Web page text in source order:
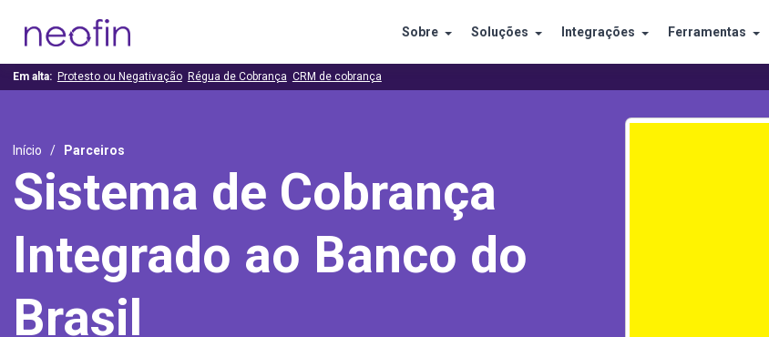
Sobre Soluções Integrações Ferramentas
Em alta: Protesto ou Negativação Régua de Cobrança CRM de cobrança
Início Parceiros
Sistema de Cobrança
Integrado ao Banco do
Brasil